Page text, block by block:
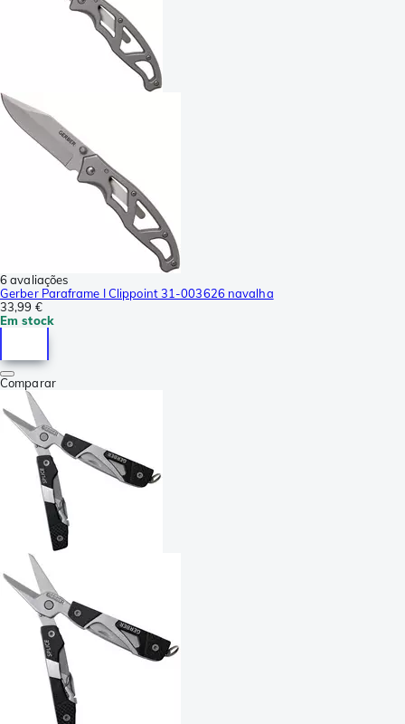
6 avaliações
Gerber Paraframe I Clippoint 31-003626 navalha
33,99 €
Em stock
Comparar